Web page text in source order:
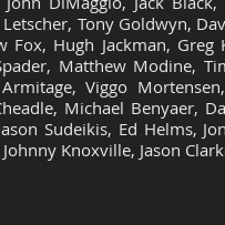
Tony Goldwyn,
Hugh Jackman, Greg
Matthew Modine,
Viggo
Michael Benyaer,
Sudeikis, Ed Helms,
Knoxville, Jason